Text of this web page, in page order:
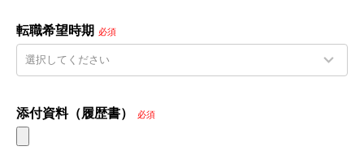
転職希望時期 必須
添付資料（履歴書） 必須